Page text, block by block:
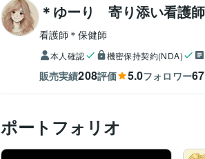
＊ゆーり 寄り添い看護師
看護師＊保健師
本人確認 機密保持契約(NDA)
販売実績208評価 5.0フォロワー67
ポートフォリオ